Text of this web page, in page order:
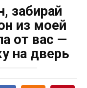
забирай
из моей
от вас —
на дверь